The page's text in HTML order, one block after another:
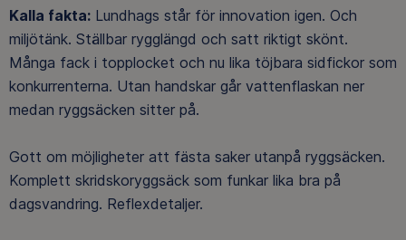
Kalla fakta: Lundhags står för innovation igen. Och
miljötänk. Ställbar rygglängd och satt riktigt skönt.
Många fack i topplocket och nu lika töjbara sidfickor som
konkurrenterna. Utan handskar går vattenflaskan ner
medan ryggsäcken sitter på.
Gott om möjligheter att fästa saker utanpå ryggsäcken.
Komplett skridskoryggsäck som funkar lika bra på
dagsvandring. Reflexdetaljer.